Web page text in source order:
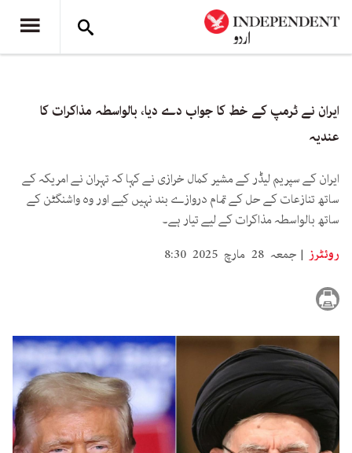
ایران نے ٹرمپ کے خط کا جواب دے دیا، بالواسطہ مذاکرات کا
عندیہ
ایران کے سپریم لیڈر کے مشیر کمال خرازی نے کہا کہ تہران نے امریکہ کے
ساتھ تنازعات کے حل کے تمام دروازے بند نہیں کیے اور وہ واشنگٹن کے
ساتھ بالواسطہ مذاکرات کے لیے تیار ہے۔
روئٹرز
جمعہ 28 مارچ 2025 8:30